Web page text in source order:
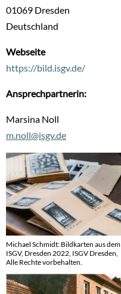
01069 Dresden
Deutschland
Webseite
https://bild.isgv.de/
Ansprechpartnerin:
Marsina Noll
m.noll@isgv.de
Michael Schmidt: Bildkarten aus dem
ISGV, Dresden 2022, ISGV Dresden,
Alle Rechte vorbehalten.